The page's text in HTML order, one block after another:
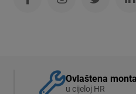
Ovlaštena
u cijeloj HR